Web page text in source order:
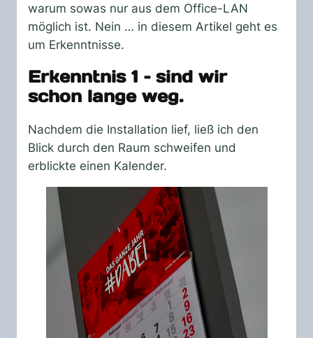
warum sowas nur aus dem Office-LAN
möglich ist. Nein … in diesem Artikel geht es
um Erkenntnisse.
Erkenntnis 1 – sind wir
schon lange weg.
Nachdem die Installation lief, ließ ich den
Blick durch den Raum schweifen und
erblickte einen Kalender.